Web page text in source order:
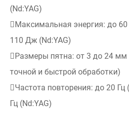
(Nd:YAG)
Максимальная энергия: до
110 Дж (Nd:YAG)
Размеры пятна: от 3 до 24 мм
точной и быстрой обработки)
Частота повторения: до 20 Гц
Гц (Nd:YAG)